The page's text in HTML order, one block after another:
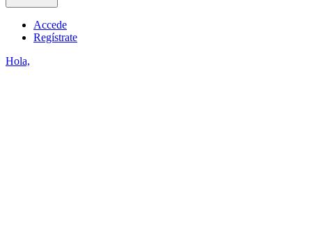
Accede
Regístrate
Hola,